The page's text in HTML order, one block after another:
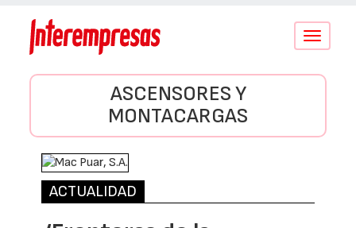
Conmutar
ASCENSORES Y
MONTACARGAS
ACTUALIDAD